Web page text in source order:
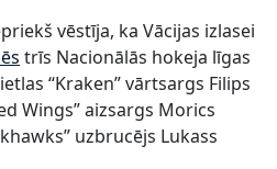
vēstīja, ka Vācijas izlasei
trīs Nacionālās hokeja līgas
“Kraken” vārtsargs Filips
Wings” aizsargs Morics
uzbrucējs Lukass